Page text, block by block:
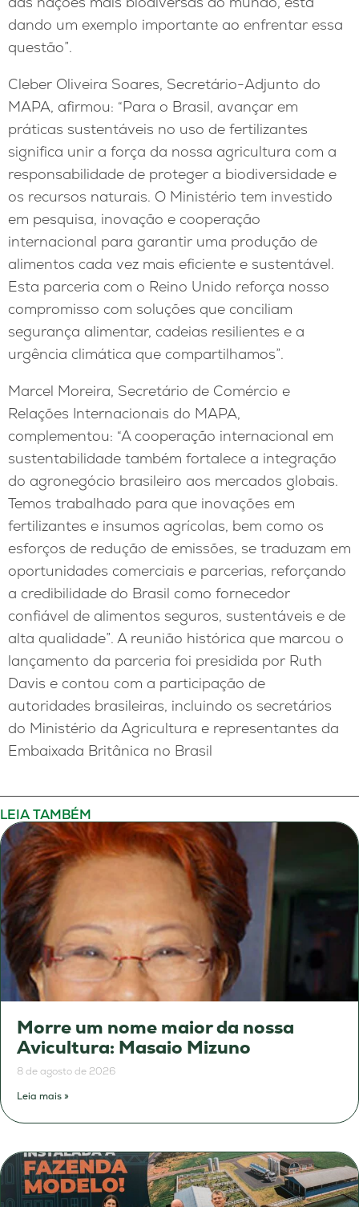
dando um exemplo importante ao enfrentar essa
questão”.
Cleber Oliveira Soares, Secretário-Adjunto do
MAPA, afirmou: “Para o Brasil, avançar em
práticas sustentáveis no uso de fertilizantes
significa unir a força da nossa agricultura com a
responsabilidade de proteger a biodiversidade e
os recursos naturais. O Ministério tem investido
em pesquisa, inovação e cooperação
internacional para garantir uma produção de
alimentos cada vez mais eficiente e sustentável.
Esta parceria com o Reino Unido reforça nosso
compromisso com soluções que conciliam
segurança alimentar, cadeias resilientes e a
urgência climática que compartilhamos”.
Marcel Moreira, Secretário de Comércio e
Relações Internacionais do MAPA,
complementou: “A cooperação internacional em
sustentabilidade também fortalece a integração
do agronegócio brasileiro aos mercados globais.
Temos trabalhado para que inovações em
fertilizantes e insumos agrícolas, bem como os
esforços de redução de emissões, se traduzam em
oportunidades comerciais e parcerias, reforçando
a credibilidade do Brasil como fornecedor
confiável de alimentos seguros, sustentáveis e de
alta qualidade”. A reunião histórica que marcou o
lançamento da parceria foi presidida por Ruth
Davis e contou com a participação de
autoridades brasileiras, incluindo os secretários
do Ministério da Agricultura e representantes da
Embaixada Britânica no Brasil
LEIA TAMBÉM
Morre um nome maior da nossa
Avicultura: Masaio Mizuno
8 de agosto de 2026
Leia mais »